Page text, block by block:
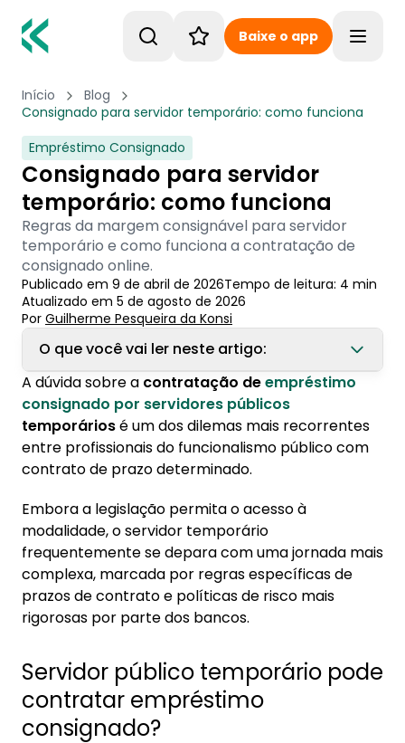
Baixe o app
Início
Blog
Consignado para servidor temporário: como funciona
Empréstimo Consignado
Consignado para servidor
temporário: como funciona
Regras da margem consignável para servidor
temporário e como funciona a contratação de
consignado online.
Publicado em 9 de abril de 2026Tempo de leitura: 4 min
Atualizado em 5 de agosto de 2026
Por Guilherme Pesqueira da Konsi
O que você vai ler neste artigo:
1. Servidor público temporário pode contratar
empréstimo consignado?
1.1. Qual a margem para servidor
temporário?
2. Como funciona a contratação de
consignado para servidor público?
2.1. Contrate consignado com a Konsi
3. Consignado para servidor temporário:
quando vale a pena
A dúvida sobre a contratação deempréstimo
consignado por servidores públicos
temporáriosé um dos dilemas mais recorrentes
entre profissionais do funcionalismo público com
contrato de prazo determinado.
Embora a legislação permita o acesso à
modalidade, o servidor temporário
frequentemente se depara com uma jornada mais
complexa, marcada por regras específicas de
prazos de contrato e políticas de risco mais
rigorosas por parte dos bancos.
Servidor público temporário pode
contratar empréstimo
consignado?